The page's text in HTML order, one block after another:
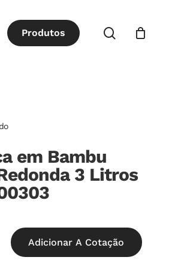
Produtos procurar
em Bambu
3 Litros
Adicionar A Cotação